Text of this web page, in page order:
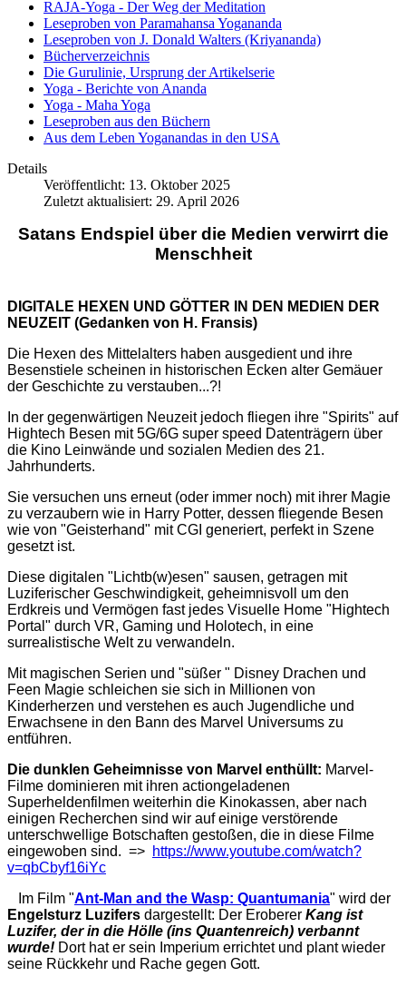
RAJA-Yoga - Der Weg der Meditation
Leseproben von Paramahansa Yogananda
Leseproben von J. Donald Walters (Kriyananda)
Bücherverzeichnis
Die Gurulinie, Ursprung der Artikelserie
Yoga - Berichte von Ananda
Yoga - Maha Yoga
Leseproben aus den Büchern
Aus dem Leben Yoganandas in den USA
Details
Veröffentlicht: 13. Oktober 2025
Zuletzt aktualisiert: 29. April 2026
Satans Endspiel über die Medien verwirrt die
Menschheit
DIGITALE HEXEN UND GÖTTER IN DEN MEDIEN DER
NEUZEIT (Gedanken von H. Fransis)
Die Hexen des Mittelalters haben ausgedient und ihre
Besenstiele scheinen in historischen Ecken alter Gemäuer
der Geschichte zu verstauben...?!
In der gegenwärtigen Neuzeit jedoch fliegen ihre "Spirits" auf
Hightech Besen mit 5G/6G super speed Datenträgern über
die Kino Leinwände und sozialen Medien des 21.
Jahrhunderts.
Sie versuchen uns erneut (oder immer noch) mit ihrer Magie
zu verzaubern wie in Harry Potter, dessen fliegende Besen
wie von "Geisterhand" mit CGI generiert, perfekt in Szene
gesetzt ist.
Diese digitalen "Lichtb(w)esen" sausen, getragen mit
Luziferischer Geschwindigkeit, geheimnisvoll um den
Erdkreis und Vermögen fast jedes Visuelle Home "Hightech
Portal" durch VR, Gaming und Holotech, in eine
surrealistische Welt zu verwandeln.
Mit magischen Serien und "süßer " Disney Drachen und
Feen Magie schleichen sie sich in Millionen von
Kinderherzen und verstehen es auch Jugendliche und
Erwachsene in den Bann des Marvel Universums zu
entführen.
Die dunklen Geheimnisse von Marvel enthüllt: Marvel-
Filme dominieren mit ihren actiongeladenen
Superheldenfilmen weiterhin die Kinokassen, aber nach
einigen Recherchen sind wir auf einige verstörende
unterschwellige Botschaften gestoßen, die in diese Filme
eingewoben sind. => https://www.youtube.com/watch?
v=qbCbyf16iYc
Im Film "Ant-Man and the Wasp: Quantumania" wird der
Engelsturz Luzifers dargestellt: Der Eroberer Kang ist
Luzifer, der in die Hölle (ins Quantenreich) verbannt
wurde! Dort hat er sein Imperium errichtet und plant wieder
seine Rückkehr und Rache gegen Gott.